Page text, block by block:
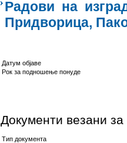
Радови на
Придворица,
Датум објаве
Рок за подношење понуде
Документи везани за
Тип документа